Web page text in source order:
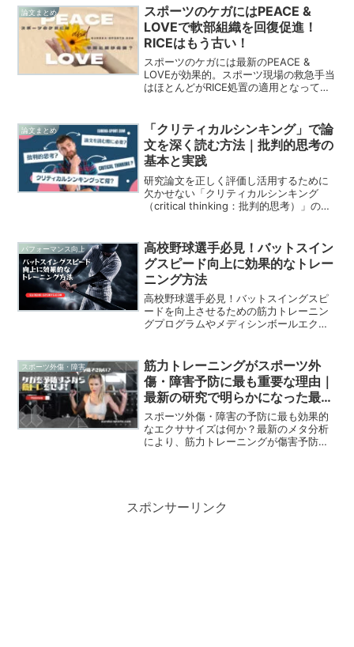
トレーニング効果が大きいことがわかっ
ています。スティッキングポイントによ
り、トレーニングの安全性や効果が保証
されているといっても過言ではありませ
ん。
論文まとめ
スポーツのケガにはPEACE &
LOVEで軟部組織を回復促進！
RICEはもう古い！
スポーツのケガには最新のPEACE &
LOVEが効果的。スポーツ現場の救急手当
はほとんどがRICE処置の適用となってい
愛がなぜ必要？今回は軟部組織損傷を回
復させる新常識、PEACE ＆ LOVEについ
て紹介していきます。
論文まとめ
「クリティカルシンキング」で論
文を深く読む方法｜批判的思考の
基本と実践
研究論文を正しく評価し活用するために
欠かせない「クリティカルシンキング
（critical thinking：批判的思考）」の基
論文を読む際のポイントを紹介していま
す。
パフォーマンス向上
高校野球選手必見！バットスイン
グスピード向上に効果的なトレー
ニング方法
高校野球選手必見！バットスイングスピ
ードを向上させるための筋力トレーニン
グプログラムやメディシンボールエクサ
ップさせる実践的なトレーニング法を解
説しています。
スポーツ外傷・障害
筋力トレーニングがスポーツ外
傷・障害予防に最も重要な理由｜
最新の研究で明らかになった最適
なケガの予防法
スポーツ外傷・障害の予防に最も効果的
なエクササイズは何か？最新のメタ分析
により、筋力トレーニングが傷害予防に
的な方法とは？この記事でその詳細を解
説します。
スポンサーリンク